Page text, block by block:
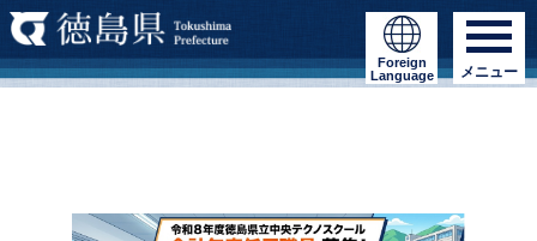
Foreign
Language
メニュー